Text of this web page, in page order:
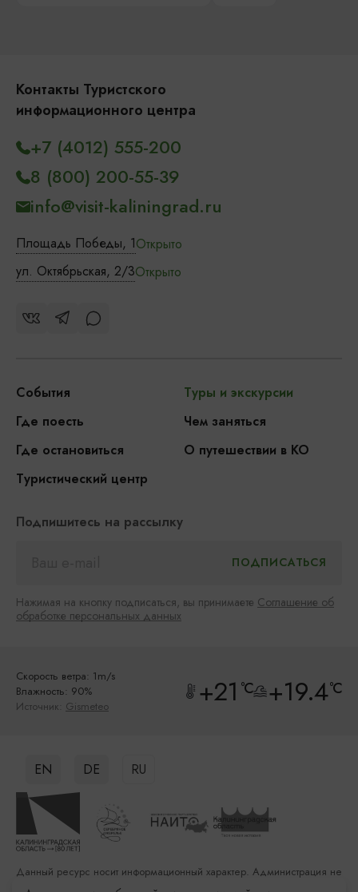
Контакты Туристского
информационного центра
Площадь Победы, 1Открыто
ул. Октябрьская, 2/3Открыто
+7 (4012) 555-200
8 (800) 200-55-39
info@visit-kaliningrad.ru
События
Туры и экскурсии
Где поесть
Чем заняться
Где остановиться
О путешествии в КО
Туристический центр
Подпишитесь на рассылку
Нажимая на кнопку подписаться, вы принимаете Соглашение об
обработке персональных данных
Скорость ветра: 1m/s
Влажность: 90%
Источник: Gismeteo +21 °C +19.4°C
EN DE RU
Данный ресурс носит информационный характер. Администрация не
несет ответственности за качество услуг, предоставленных